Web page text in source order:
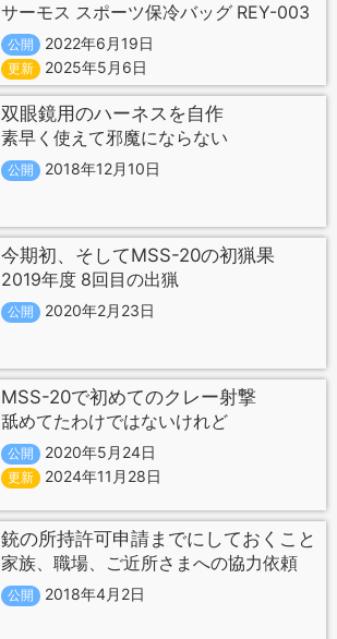
サーモス スポーツ保冷バッグ REY-003
公開 2022年6月19日
更新 2025年5月6日
双眼鏡用のハーネスを自作
素早く使えて邪魔にならない
公開 2018年12月10日
今期初、そしてMSS-20の初猟果
2019年度 8回目の出猟
公開 2020年2月23日
MSS-20で初めてのクレー射撃
舐めてたわけではないけれど
公開 2020年5月24日
更新 2024年11月28日
銃の所持許可申請までにしておくこと
家族、職場、ご近所さまへの協力依頼
公開 2018年4月2日